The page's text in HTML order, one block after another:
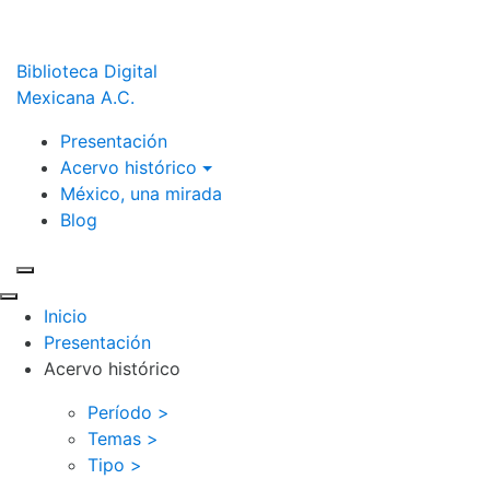
Biblioteca Digital
Mexicana A.C.
Presentación
Acervo histórico
México, una mirada
Blog
Inicio
Presentación
Acervo histórico
Período >
Temas >
Tipo >